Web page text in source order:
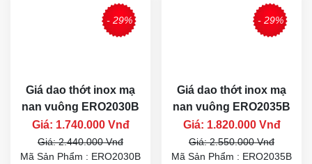
- 29%
Giá dao thớt inox mạ
nan vuông ERO2030B
Giá: 1.740.000 Vnđ
Giá: 2.440.000 Vnđ
Mã Sản Phẩm : ERO2030B
- 29%
Giá dao thớt inox mạ
nan vuông ERO2035B
Giá: 1.820.000 Vnđ
Giá: 2.550.000 Vnđ
Mã Sản Phẩm : ERO2035B